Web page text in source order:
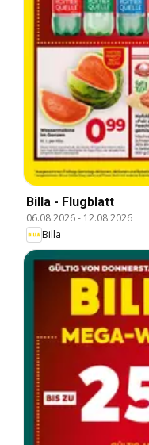
Billa - Flugblatt
06.08.2026- 12.08.2026
Billa